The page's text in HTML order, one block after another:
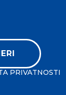
PRIVATNOSTI